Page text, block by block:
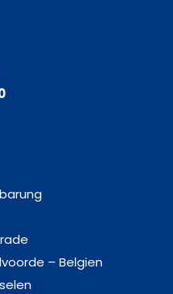
– Belgien